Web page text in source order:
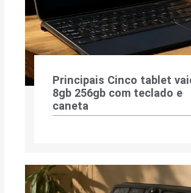
Principais Cinco tablet
8gb 256gb com teclado e
caneta